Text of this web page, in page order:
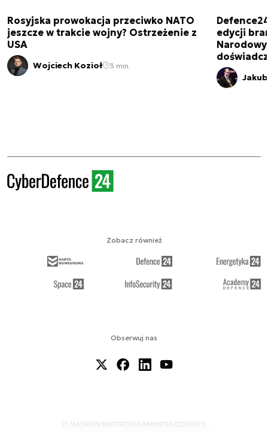
Rosyjska prowokacja przeciwko NATO
jeszcze w trakcie wojny? Ostrzeżenie z
USA
Wojciech Kozioł 3 min.
edycji
Obserwuj nas
O NAS KONTAKTREGULAMINRSS COOKIES
Zobacz również